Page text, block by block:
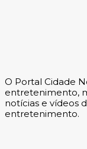
O Portal Cidade
entretenimento,
notícias e vídeos
entretenimento.